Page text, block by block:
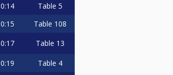
Table 5
Table 108
Table 13
Table 4